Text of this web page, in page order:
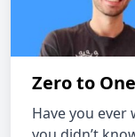
Zero to One
Have you